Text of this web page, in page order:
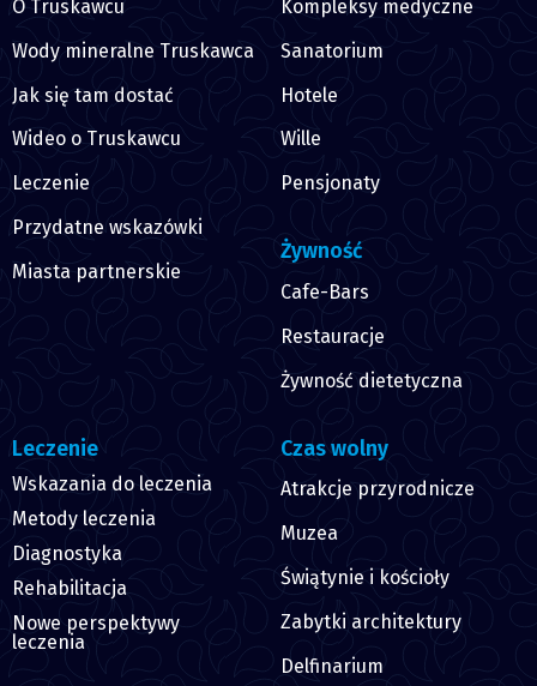
O Truskawcu
Wody mineralne Truskawca
Jak się tam dostać
Wideo o Truskawcu
Leczenie
Przydatne wskazówki
Miasta partnerskie
Kompleksy medyczne
Sanatorium
Hotele
Wille
Pensjonaty
Żywność
Cafe-Bars
Restauracje
Żywność dietetyczna
Leczenie
Wskazania do leczenia
Metody leczenia
Diagnostyka
Rehabilitacja
Nowe perspektywy
leczenia
Czas wolny
Atrakcje przyrodnicze
Muzea
Świątynie i kościoły
Zabytki architektury
Delfinarium